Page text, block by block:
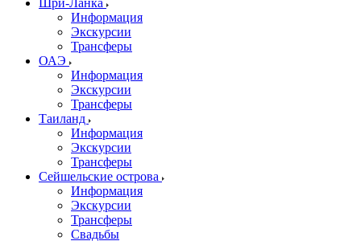
Шри-Ланка
Информация
Экскурсии
Трансферы
ОАЭ
Информация
Экскурсии
Трансферы
Таиланд
Информация
Экскурсии
Трансферы
Сейшельские острова
Информация
Экскурсии
Трансферы
Свадьбы